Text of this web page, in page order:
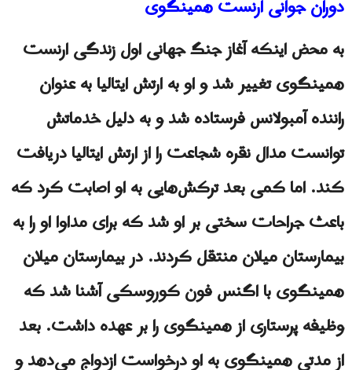
دوران جوانی ارنست همینگوی
به محض اینکه آغاز جنگ جهانی اول زندگی ارنست
همینگوی تغییر شد و او به ارتش ایتالیا به‌ عنوان
راننده آمبولانس فرستاده شد و به دلیل خدماتش
توانست مدال نقره شجاعت را از ارتش ایتالیا دریافت
کند. اما کمی بعد ترکش‌هایی به او اصابت کرد که
باعث جراحات سختی بر او شد که برای مداوا او را به
بیمارستان میلان منتقل کردند. در بیمارستان میلان
همینگوی با اگنس فون کوروسکی آشنا شد که
وظیفه پرستاری از همینگوی را بر عهده داشت. بعد
از مدتی همینگوی به او درخواست ازدواج می‌دهد و